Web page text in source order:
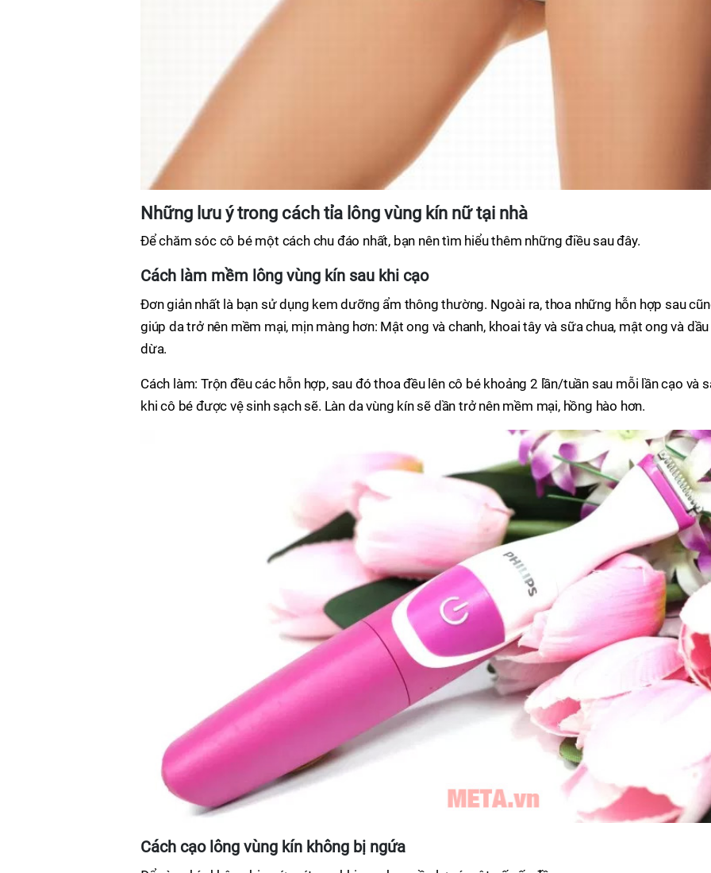
Những lưu ý trong cách tỉa lông vùng kín nữ tại nhà
Để chăm sóc cô bé một cách chu đáo nhất, bạn nên tìm hiểu thêm những điều sau đây.
Cách làm mềm lông vùng kín sau khi cạo
Đơn giản nhất là bạn sử dụng kem dưỡng ẩm thông thường. Ngoài ra, thoa những hỗn hợp sau
giúp da trở nên mềm mại, mịn màng hơn: Mật ong và chanh, khoai tây và sữa chua, mật ong và dầu
dừa.
Cách làm: Trộn đều các hỗn hợp, sau đó thoa đều lên cô bé khoảng 2 lần/tuần sau mỗi lần cạo và
khi cô bé được vệ sinh sạch sẽ. Làn da vùng kín sẽ dần trở nên mềm mại, hồng hào hơn.
Cách cạo lông vùng kín không bị ngứa